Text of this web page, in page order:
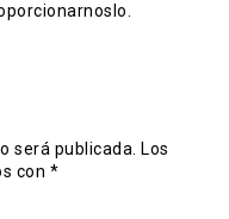
será publicada. Los
con *